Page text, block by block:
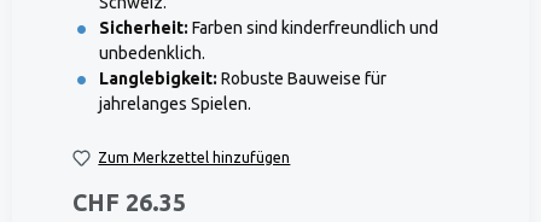
Sicherheit: Farben sind kinderfreundlich und
unbedenklich.
Langlebigkeit: Robuste Bauweise für
jahrelanges Spielen.
Zum Merkzettel hinzufügen
CHF 26.35